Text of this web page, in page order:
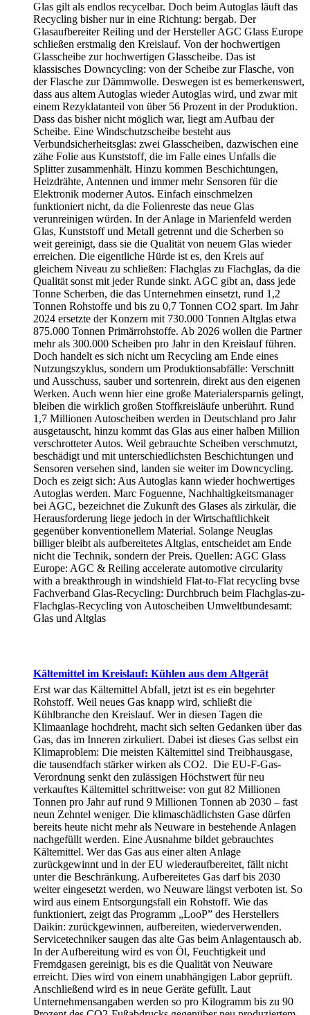
Glas gilt als endlos recycelbar. Doch beim Autoglas läuft das
Recycling bisher nur in eine Richtung: bergab. Der
Glasaufbereiter Reiling und der Hersteller AGC Glass Europe
schließen erstmalig den Kreislauf. Von der hochwertigen
Glasscheibe zur hochwertigen Glasscheibe. Das ist
klassisches Downcycling: von der Scheibe zur Flasche, von
der Flasche zur Dämmwolle. Deswegen ist es bemerkenswert,
dass aus altem Autoglas wieder Autoglas wird, und zwar mit
einem Rezyklatanteil von über 56 Prozent in der Produktion.
Dass das bisher nicht möglich war, liegt am Aufbau der
Scheibe. Eine Windschutzscheibe besteht aus
Verbundsicherheitsglas: zwei Glasscheiben, dazwischen eine
zähe Folie aus Kunststoff, die im Falle eines Unfalls die
Splitter zusammenhält. Hinzu kommen Beschichtungen,
Heizdrähte, Antennen und immer mehr Sensoren für die
Elektronik moderner Autos. Einfach einschmelzen
funktioniert nicht, da die Folienreste das neue Glas
verunreinigen würden. In der Anlage in Marienfeld werden
Glas, Kunststoff und Metall getrennt und die Scherben so
weit gereinigt, dass sie die Qualität von neuem Glas wieder
erreichen. Die eigentliche Hürde ist es, den Kreis auf
gleichem Niveau zu schließen: Flachglas zu Flachglas, da die
Qualität sonst mit jeder Runde sinkt. AGC gibt an, dass jede
Tonne Scherben, die das Unternehmen einsetzt, rund 1,2
Tonnen Rohstoffe und bis zu 0,7 Tonnen CO2 spart. Im Jahr
2024 ersetzte der Konzern mit 730.000 Tonnen Altglas etwa
875.000 Tonnen Primärrohstoffe. Ab 2026 wollen die Partner
mehr als 300.000 Scheiben pro Jahr in den Kreislauf führen.
Doch handelt es sich nicht um Recycling am Ende eines
Nutzungszyklus, sondern um Produktionsabfälle: Verschnitt
und Ausschuss, sauber und sortenrein, direkt aus den eigenen
Werken. Auch wenn hier eine große Materialersparnis gelingt,
bleiben die wirklich großen Stoffkreisläufe unberührt. Rund
1,7 Millionen Autoscheiben werden in Deutschland pro Jahr
ausgetauscht, hinzu kommt das Glas aus einer halben Million
verschrotteter Autos. Weil gebrauchte Scheiben verschmutzt,
beschädigt und mit unterschiedlichsten Beschichtungen und
Sensoren versehen sind, landen sie weiter im Downcycling.
Doch es zeigt sich: Aus Autoglas kann wieder hochwertiges
Autoglas werden. Marc Foguenne, Nachhaltigkeitsmanager
bei AGC, bezeichnet die Zukunft des Glases als zirkulär, die
Herausforderung liege jedoch in der Wirtschaftlichkeit
gegenüber konventionellem Material. Solange Neuglas
billiger bleibt als aufbereitetes Altglas, entscheidet am Ende
nicht die Technik, sondern der Preis. Quellen: AGC Glass
Europe: AGC & Reiling accelerate automotive circularity
with a breakthrough in windshield Flat-to-Flat recycling bvse
Fachverband Glas-Recycling: Durchbruch beim Flachglas-zu-
Flachglas-Recycling von Autoscheiben Umweltbundesamt:
Glas und Altglas
Kältemittel im Kreislauf: Kühlen aus dem Altgerät
Erst war das Kältemittel Abfall, jetzt ist es ein begehrter
Rohstoff. Weil neues Gas knapp wird, schließt die
Kühlbranche den Kreislauf. Wer in diesen Tagen die
Klimaanlage hochdreht, macht sich selten Gedanken über das
Gas, das im Inneren zirkuliert. Dabei ist dieses Gas selbst ein
Klimaproblem: Die meisten Kältemittel sind Treibhausgase,
die tausendfach stärker wirken als CO2. Die EU-F-Gas-
Verordnung senkt den zulässigen Höchstwert für neu
verkauftes Kältemittel schrittweise: von gut 82 Millionen
Tonnen pro Jahr auf rund 9 Millionen Tonnen ab 2030 – fast
neun Zehntel weniger. Die klimaschädlichsten Gase dürfen
bereits heute nicht mehr als Neuware in bestehende Anlagen
nachgefüllt werden. Eine Ausnahme bildet gebrauchtes
Kältemittel. Wer das Gas aus einer alten Anlage
zurückgewinnt und in der EU wiederaufbereitet, fällt nicht
unter die Beschränkung. Aufbereitetes Gas darf bis 2030
weiter eingesetzt werden, wo Neuware längst verboten ist. So
wird aus einem Entsorgungsfall ein Rohstoff. Wie das
funktioniert, zeigt das Programm „LooP” des Herstellers
Daikin: zurückgewinnen, aufbereiten, wiederverwenden.
Servicetechniker saugen das alte Gas beim Anlagentausch ab.
In der Aufbereitung wird es von Öl, Feuchtigkeit und
Fremdgasen gereinigt, bis es die Qualität von Neuware
erreicht. Dies wird von einem unabhängigen Labor geprüft.
Anschließend wird es in neue Geräte gefüllt. Laut
Unternehmensangaben werden so pro Kilogramm bis zu 90